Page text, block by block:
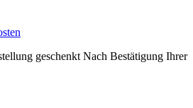
geschenkt Nach Bestätigung Ihrer